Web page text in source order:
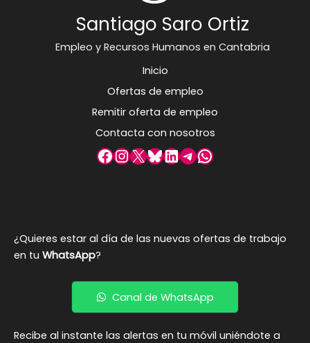
Santiago Saro Ortiz
Empleo y Recursos Humanos en Cantabria
Inicio
Ofertas de empleo
Remitir oferta de empleo
Contacta con nosotros
Facebook
Instagram
X Bluesky
LinkedIn
Telegram
WhatsApp
¿Quieres estar al día de las nuevas ofertas de trabajo
en tu WhatsApp?
Canal de WhatsApp
Recibe al instante las alertas en tu móvil uniéndote a